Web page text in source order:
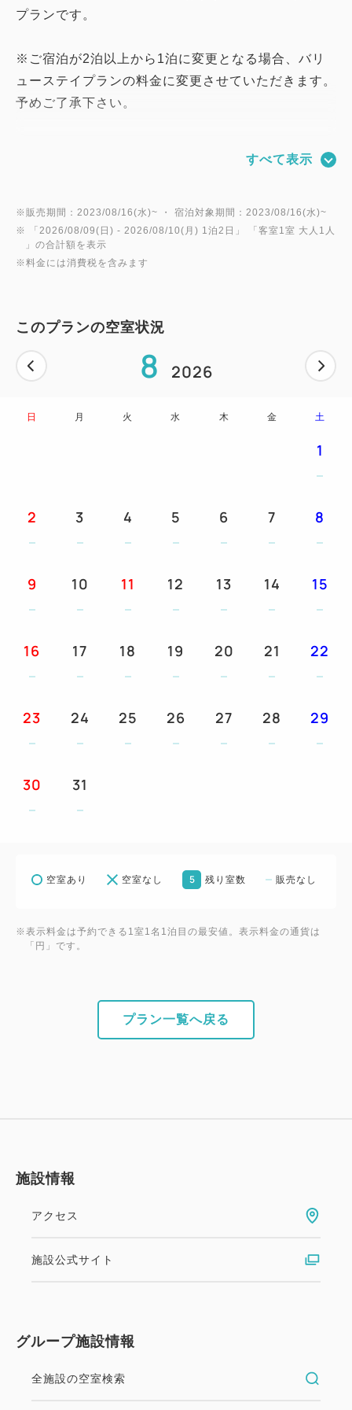
プランです。
※ご宿泊が2泊以上から1泊に変更となる場合、バリ
ューステイプランの料金に変更させていただきます。
予めご了承下さい。
【館内のご案内】
Wi-Fi、コインランドリー、製氷機・自動販売機完備
室完備！
子
お取りいただけます）
ホテル敷地内に130台収容の平面駐車場がございま
無料＆入出庫自由となっておりますので、ご利用くだ
さいませ。
ます！
※大型車や２トン車以上のトラックをお停めになる際
＝＝＝＝＝＝＝＝＝＝＝＝＝＝＝＝＝＝＝＝＝＝＝＝
すべて表示
※販売期間：2023/08/16(水)~ ・ 宿泊対象期間：2023/08/16(水)~
※ 「 2026/08/09(日) - 2026/08/10(月) 1泊2日 」 「客室1室 大人1人
」の合計額を表示
※料金には消費税を含みます
このプランの空室状況
8 2026
日 月 火 水 木 金 土
1
2 3 4 5 6 7 8
9 10 11 12 13 14 15
16 17 18 19 20 21 22
23 24 25 26 27 28 29
30 31
空室あり 空室なし 5 残り室数 販売なし
※表示料金は予約できる1室1名1泊目の最安値。表示料金の通貨は
「円」です。
プラン一覧へ戻る
施設情報
アクセス
施設公式サイト
グループ施設情報
全施設の空室検索